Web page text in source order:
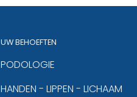
UW BEHOEFTEN
PODOLOGIE
HANDEN - LIPPEN - LICHAAM